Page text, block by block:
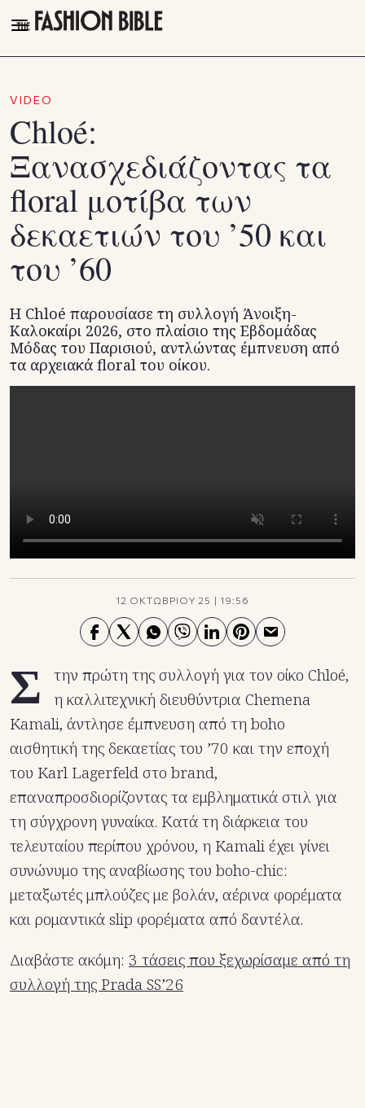
THE FASHION BIBLE
FASHION
BEAUTY
TALK OF THE TOWN
PLEASURES
VIDEOS
FOLLOW
Facebook
Instagram
Youtube
TikTok
VIDEO
Chloé:
Ξανασχεδιάζοντας τα
floral μοτίβα των
δεκαετιών του ’50 και
του ’60
Η Chloé παρουσίασε τη συλλογή Άνοιξη-
Καλοκαίρι 2026, στο πλαίσιο της Εβδομάδας
Μόδας του Παρισιού, αντλώντας έμπνευση από
τα αρχειακά floral του οίκου.
12 ΟΚΤΩΒΡΙΟΥ 25 | 19:56
Σ
την πρώτη της συλλογή για τον οίκο Chloé,
η καλλιτεχνική διευθύντρια Chemena
Kamali, άντλησε έμπνευση από τη boho
αισθητική της δεκαετίας του ’70 και την εποχή
του Karl Lagerfeld στο brand,
επαναπροσδιορίζοντας τα εμβληματικά στιλ για
τη σύγχρονη γυναίκα. Κατά τη διάρκεια του
τελευταίου περίπου χρόνου, η Kamali έχει γίνει
συνώνυμο της αναβίωσης του boho-chic:
μεταξωτές μπλούζες με βολάν, αέρινα φορέματα
και ρομαντικά slip φορέματα από δαντέλα.
Διαβάστε ακόμη: 3 τάσεις που ξεχωρίσαμε από τη
συλλογή της Prada SS’26